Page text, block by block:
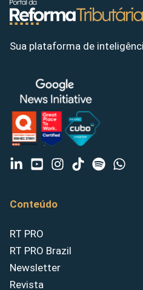
Sua plataforma de
Conteúdo
RT PRO
RT PRO Brazil
Newsletter
Revista